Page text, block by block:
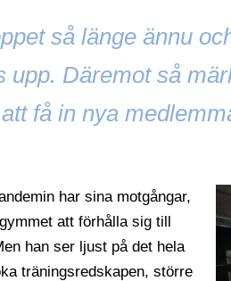
så länge ännu
upp. Däremot så
få in nya
har sina motgångar,
att förhålla sig till
han ser ljust på det hela
träningsredskapen, större